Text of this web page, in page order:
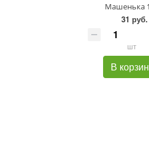
Машенька
31 руб.
шт
В